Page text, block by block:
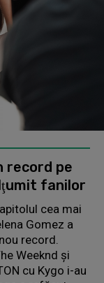
record pe
fanilor
cea mai
Gomez a
record.
Weeknd şi
cu Kygo i-au